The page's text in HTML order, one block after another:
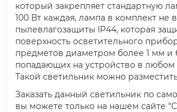
который закрепляет стандартную
100 Вт каждая, лампа в комплект не
пылевлагозащиты IP44, которая
поверхность осветительного
предметов диаметром более 1 мм и
попадающих на устройство в любом
Такой светильник можно
Заказать данный светильник по
вы можете только на нашем сайте